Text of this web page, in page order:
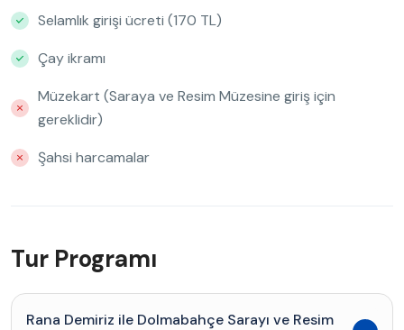
Selamlık girişi ücreti (170 TL)
Çay ikramı
Müzekart (Saraya ve Resim Müzesine giriş için
gereklidir)
Şahsi harcamalar
Tur Programı
Rana Demiriz ile Dolmabahçe Sarayı ve Resim